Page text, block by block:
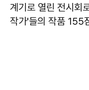
계기로 열린 전시회
작가'들의 작품 155